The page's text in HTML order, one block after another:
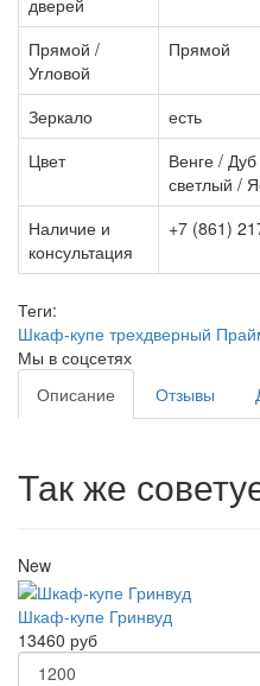
дверей
Прямой /
Угловой
Прямой
Зеркало
есть
Цвет
Венге /
светлый /
Наличие и
консультация
+7 (861)
Теги:
Шкаф-купе трехдверный
Мы в соцсетях
Описание
Отзывы
Так же
New
Шкаф-купе Гринвуд
13460 руб